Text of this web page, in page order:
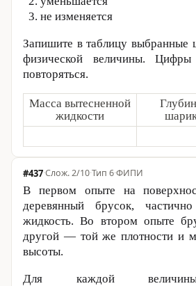
не изменяется
Запишите в таблицу выбранные
физической величины.
повторяться.
Масса вытесненной
жидкости
#437· 2/10·Тип 6·ФИПИ
В первом опыте на
деревянный брусок,
жидкость. Во втором опыте
другой — той же плотности и
высоты.
Для каждой величины